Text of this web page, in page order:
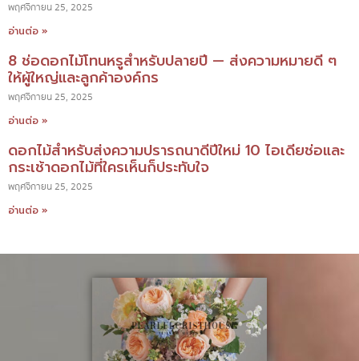
พฤศจิกายน 25, 2025
อ่านต่อ »
8 ช่อดอกไม้โทนหรูสำหรับปลายปี — ส่งความหมายดี ๆ
ให้ผู้ใหญ่และลูกค้าองค์กร
พฤศจิกายน 25, 2025
อ่านต่อ »
ดอกไม้สำหรับส่งความปรารถนาดีปีใหม่ 10 ไอเดียช่อและ
กระเช้าดอกไม้ที่ใครเห็นก็ประทับใจ
พฤศจิกายน 25, 2025
อ่านต่อ »